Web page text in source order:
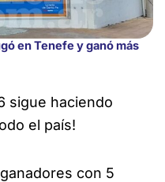
en Tenefe y ganó más
sigue haciendo
el país!
con 5